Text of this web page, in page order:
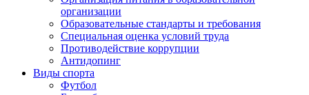
организации
Образовательные стандарты и требования
Специальная оценка условий труда
Противодействие коррупции
Антидопинг
Виды спорта
Футбол